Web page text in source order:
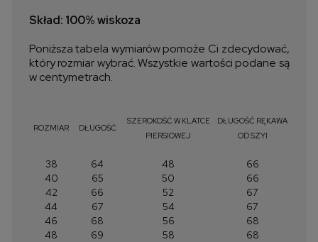
Skład: 100% wiskoza
Poniższa tabela wymiarów pomoże Ci zdecydować,
który rozmiar wybrać. Wszystkie wartości podane są
w centymetrach.
ROZMIAR DŁUGOŚĆ
SZEROKOŚĆ W KLATCE
PIERSIOWEJ
DŁUGOŚĆ RĘKAWA
OD SZYI
38 64 48
66
40
65 50
66
42
66 52
67
44
67 54
67
46
68 56
68
48
69 58 68